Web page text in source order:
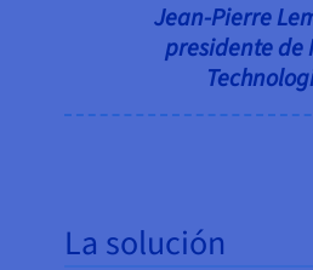
Jean-Pierre
presidente de
La solución